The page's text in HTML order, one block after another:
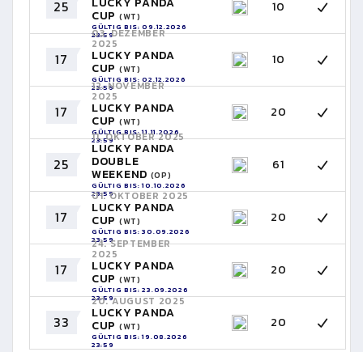
25 CUP (WT)
GÜLTIG BIS: 09.12.2026
23:59
10
17
03. DEZEMBER
2025
LUCKY PANDA
CUP (WT)
GÜLTIG BIS: 02.12.2026
23:59
10
17
12. NOVEMBER
2025
LUCKY PANDA
CUP (WT)
GÜLTIG BIS: 11.11.2026
23:59
20
25
11. OKTOBER 2025
LUCKY PANDA
DOUBLE
WEEKEND (OP)
GÜLTIG BIS: 10.10.2026
23:59
61
17
01. OKTOBER 2025
LUCKY PANDA
CUP (WT)
GÜLTIG BIS: 30.09.2026
23:59
20
17
24. SEPTEMBER
2025
LUCKY PANDA
CUP (WT)
GÜLTIG BIS: 23.09.2026
23:59
20
33
20. AUGUST 2025
LUCKY PANDA
CUP (WT)
GÜLTIG BIS: 19.08.2026
23:59
20